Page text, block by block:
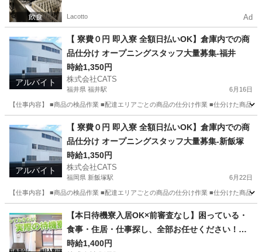
Lacotto Ad
アルバイト
【 寮費０円 即入寮 全額日払いOK】倉庫内での商
品仕分け オープニングスタッフ大量募集-福井
時給1,350円
株式会社CATS
福井県 福井駅 6月16日
【仕事内容】 ■商品の検品作業 ■配達エリアごとの商品の仕分け作業 ■仕分けた商品
福井駅 仕分け オープニング
アルバイト
【 寮費０円 即入寮 全額日払いOK】倉庫内での商
品仕分け オープニングスタッフ大量募集-新飯塚
時給1,350円
株式会社CATS
福岡県 新飯塚駅 6月22日
【仕事内容】 ■商品の検品作業 ■配達エリアごとの商品の仕分け作業 ■仕分けた商品
新飯塚駅 仕分け オープニング
【本日待機寮入居OK×前審査なし】困っている・
食事・住居・仕事探し、全部お任せください！◎
完全サポート版◎軽作業-近江八幡
時給1,400円